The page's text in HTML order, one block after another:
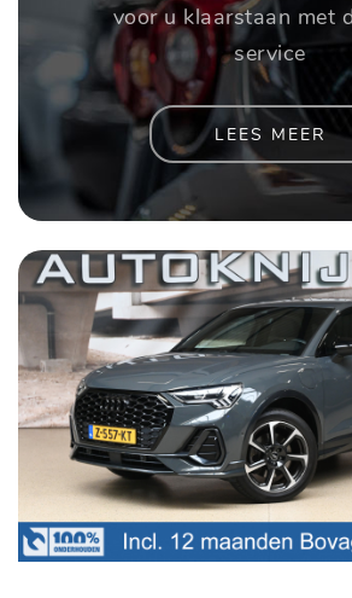
voor u klaarstaan met
service
LEES MEER